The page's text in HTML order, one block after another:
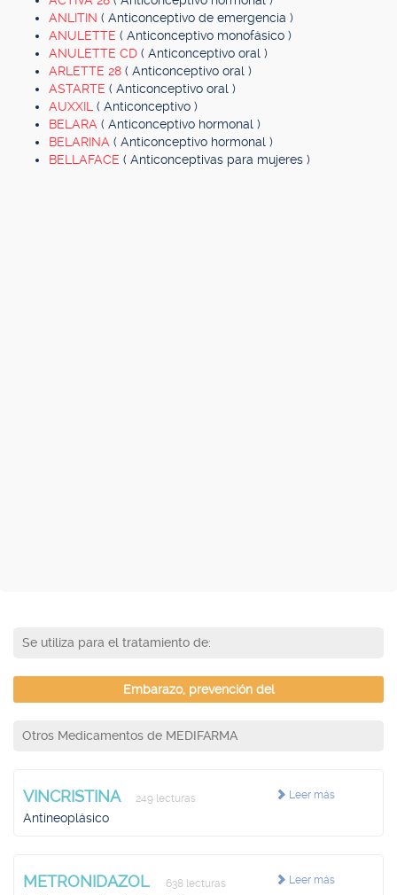
ANLITIN ( Anticonceptivo de emergencia )
ANULETTE ( Anticonceptivo monofásico )
ANULETTE CD ( Anticonceptivo oral )
ARLETTE 28 ( Anticonceptivo oral )
ASTARTE ( Anticonceptivo oral )
AUXXIL ( Anticonceptivo )
BELARA ( Anticonceptivo hormonal )
BELARINA ( Anticonceptivo hormonal )
BELLAFACE ( Anticonceptivas para mujeres )
Se utiliza para el tratamiento de:
Embarazo, prevención del
Otros Medicamentos de MEDIFARMA
Leer más
VINCRISTINA 249 lecturas
Antineoplásico
Leer más
METRONIDAZOL 638 lecturas